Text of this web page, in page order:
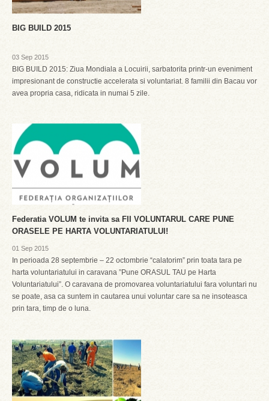
BIG BUILD 2015
03 Sep 2015
BIG BUILD 2015: Ziua Mondiala a Locuirii, sarbatorita printr-un eveniment
impresionant de constructie accelerata si voluntariat. 8 familii din Bacau vor
avea propria casa, ridicata in numai 5 zile.
Federatia VOLUM te invita sa FII VOLUNTARUL CARE PUNE
ORASELE PE HARTA VOLUNTARIATULUI!
01 Sep 2015
In perioada 28 septembrie – 22 octombrie “calatorim” prin toata tara pe
harta voluntariatului in caravana ”Pune ORASUL TAU pe Harta
Voluntariatului”. O caravana de promovarea voluntariatului fara voluntari nu
se poate, asa ca suntem in cautarea unui voluntar care sa ne insoteasca
prin tara, timp de o luna.